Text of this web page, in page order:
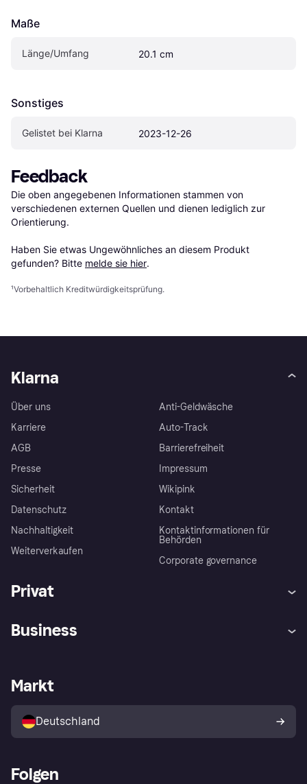
Maße
Länge/Umfang 20.1 cm
Sonstiges
Gelistet bei Klarna 2023-12-26
Feedback
Die oben angegebenen Informationen stammen von
verschiedenen externen Quellen und dienen lediglich zur
Orientierung.
Haben Sie etwas Ungewöhnliches an diesem Produkt
gefunden? Bitte melde sie hier.
¹Vorbehaltlich Kreditwürdigkeitsprüfung.
Klarna
Über uns
Karriere
AGB
Presse
Sicherheit
Datenschutz
Nachhaltigkeit
Weiterverkaufen
Anti-Geldwäsche
Auto-Track
Barrierefreiheit
Impressum
Wikipink
Kontakt
Kontaktinformationen für
Behörden
Corporate governance
Privat
Klarna App
Shops entdecken
Käuferschutzrichtlinie
Dein Widerrufsrecht
Business
Händlerportal
Markt
Deutschland
Folgen